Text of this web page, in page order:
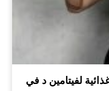
لفيتامين د في